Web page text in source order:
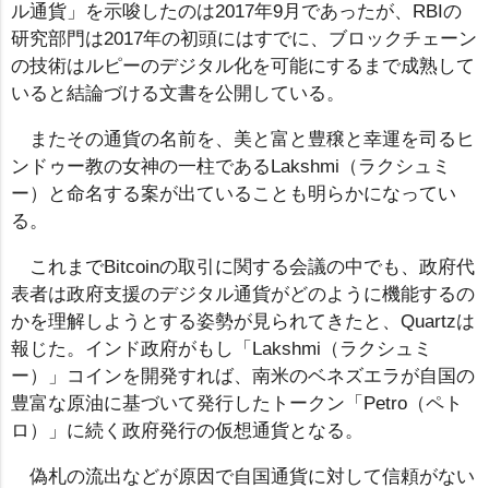
ル通貨」を示唆したのは2017年9月であったが、RBIの
研究部門は2017年の初頭にはすでに、ブロックチェーン
の技術はルピーのデジタル化を可能にするまで成熟して
いると結論づける文書を公開している。
またその通貨の名前を、美と富と豊穣と幸運を司るヒ
ンドゥー教の女神の一柱であるLakshmi（ラクシュミ
ー）と命名する案が出ていることも明らかになってい
る。
これまでBitcoinの取引に関する会議の中でも、政府代
表者は政府支援のデジタル通貨がどのように機能するの
かを理解しようとする姿勢が見られてきたと、Quartzは
報じた。インド政府がもし「Lakshmi（ラクシュミ
ー）」コインを開発すれば、南米のベネズエラが自国の
豊富な原油に基づいて発行したトークン「Petro（ペト
ロ）」に続く政府発行の仮想通貨となる。
偽札の流出などが原因で自国通貨に対して信頼がない